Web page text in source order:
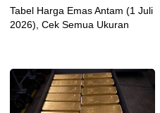
Tabel Harga Emas Antam (1 Juli
2026), Cek Semua Ukuran